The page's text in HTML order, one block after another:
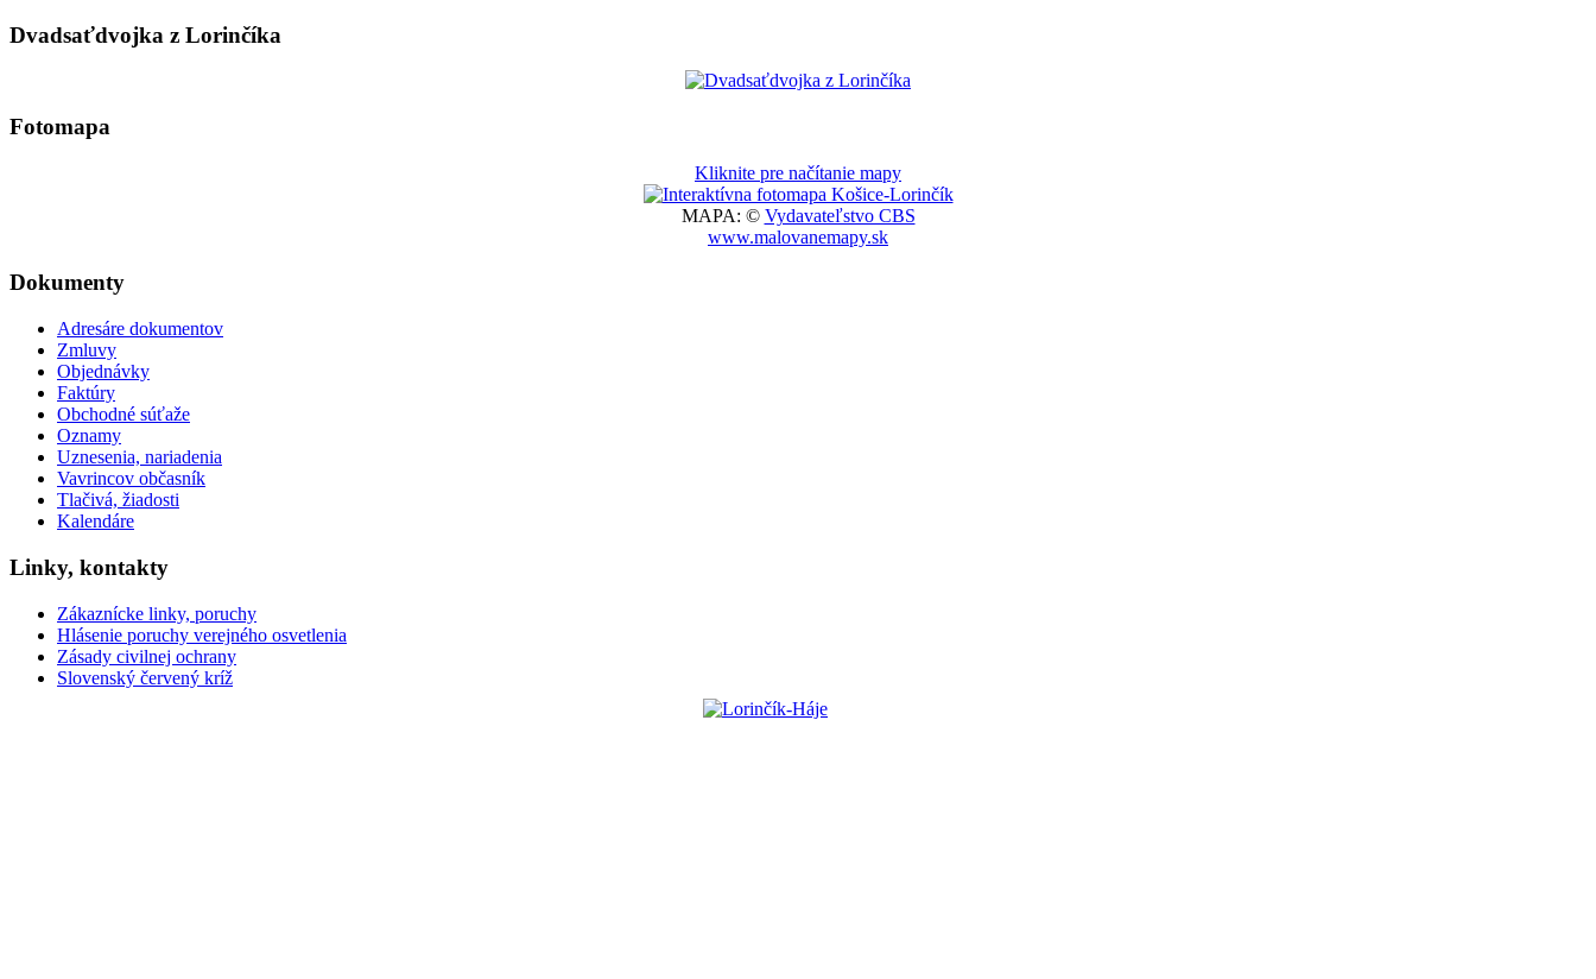
Dvadsaťdvojka z Lorinčíka
Fotomapa
Kliknite pre načítanie mapy
MAPA: © Vydavateľstvo CBS
www.malovanemapy.sk
Dokumenty
Adresáre dokumentov
Zmluvy
Objednávky
Faktúry
Obchodné súťaže
Oznamy
Uznesenia, nariadenia
Vavrincov občasník
Tlačivá, žiadosti
Kalendáre
Linky, kontakty
Zákaznícke linky, poruchy
Hlásenie poruchy verejného osvetlenia
Zásady civilnej ochrany
Slovenský červený kríž